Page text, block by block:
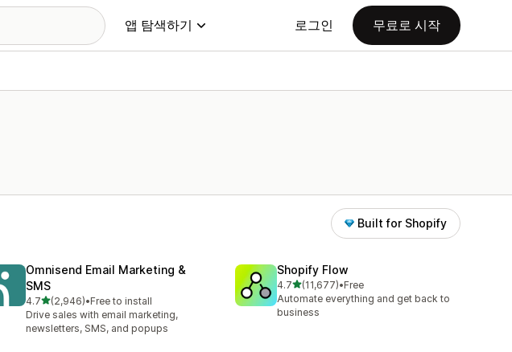
앱 탐색하기 로그인 무료로 시작
Built for Shopify
Omnisend Email Marketing &
SMS
4.7별 5개 중
(2,946)
총 리뷰 2946개
•Free to install
Drive sales with email marketing,
newsletters, SMS, and popups
Shopify Flow
4.7별 5개 중
(11,677)
총 리뷰 11677개
•Free
Automate everything and get back to
business